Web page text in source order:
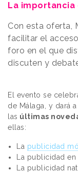
La
Con esta oferta,
facilitar el
foro en el que
discuten y
El evento se
de Málaga, y dará
las últimas
ellas:
La publicidad
La publicidad en
La publicidad